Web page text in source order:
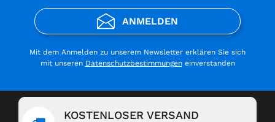
ANMELDEN
Mit dem Anmelden zu unserem Newsletter erklären Sie sich
mit unseren Datenschutzbestimmungeneinverstanden
KOSTENLOSER VERSAND